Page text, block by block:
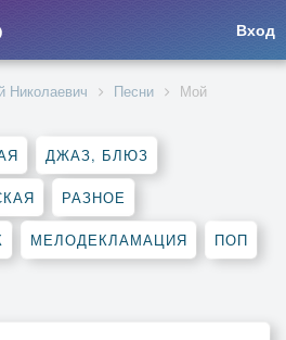
Вход
Николаевич Песни
Мой
ДЖАЗ, БЛЮЗ
РАЗНОЕ
МЕЛОДЕКЛАМАЦИЯ ПОП